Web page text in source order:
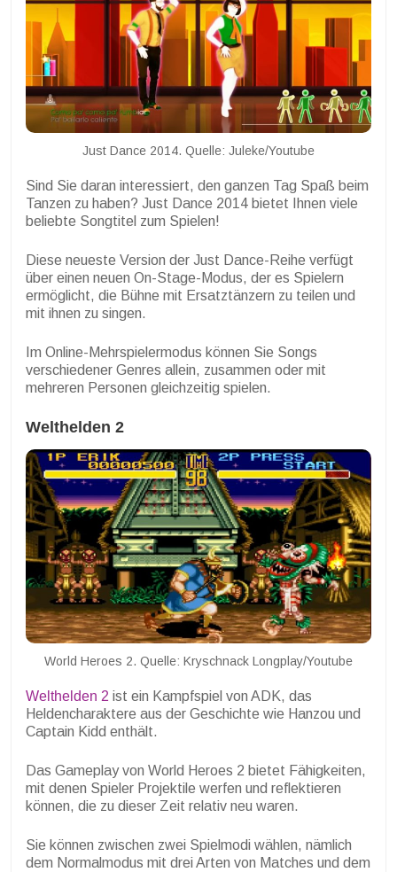
Just Dance 2014. Quelle: Juleke/Youtube
Sind Sie daran interessiert, den ganzen Tag Spaß beim
Tanzen zu haben? Just Dance 2014 bietet Ihnen viele
beliebte Songtitel zum Spielen!
Diese neueste Version der Just Dance-Reihe verfügt
über einen neuen On-Stage-Modus, der es Spielern
ermöglicht, die Bühne mit Ersatztänzern zu teilen und
mit ihnen zu singen.
Im Online-Mehrspielermodus können Sie Songs
verschiedener Genres allein, zusammen oder mit
mehreren Personen gleichzeitig spielen.
Welthelden 2
World Heroes 2. Quelle: Kryschnack Longplay/Youtube
Welthelden 2 ist ein Kampfspiel von ADK, das
Heldencharaktere aus der Geschichte wie Hanzou und
Captain Kidd enthält.
Das Gameplay von World Heroes 2 bietet Fähigkeiten,
mit denen Spieler Projektile werfen und reflektieren
können, die zu dieser Zeit relativ neu waren.
Sie können zwischen zwei Spielmodi wählen, nämlich
dem Normalmodus mit drei Arten von Matches und dem